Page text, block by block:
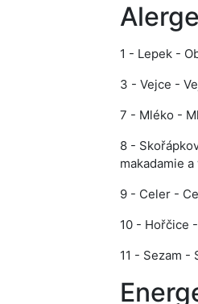
1 - Lepek -
3 - Vejce -
7 - Mléko -
8 -
makadamie
9 - Celer -
10 - Hořčice
11 - Sezam -